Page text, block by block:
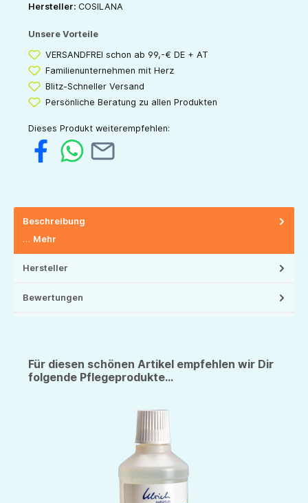
Hersteller: COSILANA
Unsere Vorteile
VERSANDFREI schon ab 99,-€ DE + AT
Familienunternehmen mit Herz
Blitz-Schneller Versand
Persönliche Beratung zu allen Produkten
Dieses Produkt weiterempfehlen:
Beschreibung
… Mehr
Hersteller
Bewertungen
Für diesen schönen Artikel empfehlen wir Dir
folgende Pflegeprodukte...